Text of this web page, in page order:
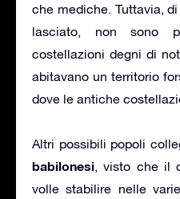
che mediche. Tuttavia,
lasciato, non sono
costellazioni degni di
abitavano un territorio
dove le antiche
Altri possibili popoli
babilonesi, visto che il
volle stabilire nelle